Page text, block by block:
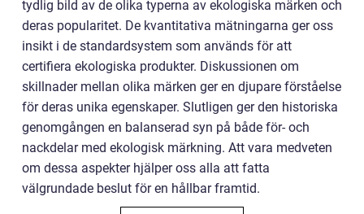
tydlig bild av de olika typerna av ekologiska märken och
deras popularitet. De kvantitativa mätningarna ger oss
insikt i de standardsystem som används för att
certifiera ekologiska produkter. Diskussionen om
skillnader mellan olika märken ger en djupare förståelse
för deras unika egenskaper. Slutligen ger den historiska
genomgången en balanserad syn på både för- och
nackdelar med ekologisk märkning. Att vara medveten
om dessa aspekter hjälper oss alla att fatta
välgrundade beslut för en hållbar framtid.